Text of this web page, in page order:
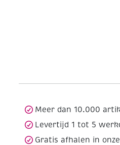
Meer dan 10.000
Levertijd 1 tot 5
Gratis afhalen in